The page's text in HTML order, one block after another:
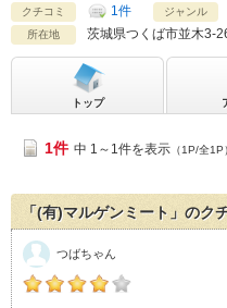
クチコミ 1件 ジャンル
所在地 茨城県つくば市並木3-
トップ
1件 中 1～1件を表示 （1P/全1P
「(有)マルゲンミート」のク
つばちゃん